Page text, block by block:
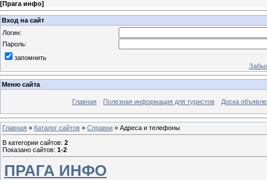
[Прага инфо]
Вход на сайт
Логин:
Пароль:
запомнить
Меню сайта
Главная Полезная информация для туристов Доска
Главная » Каталог сайтов » Справки » Адреса и телефоны
В категории сайтов: 2
Показано сайтов: 1-2
ПРАГА ИНФО